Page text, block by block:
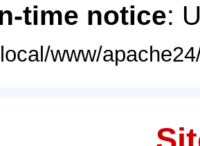
time notice:
www/